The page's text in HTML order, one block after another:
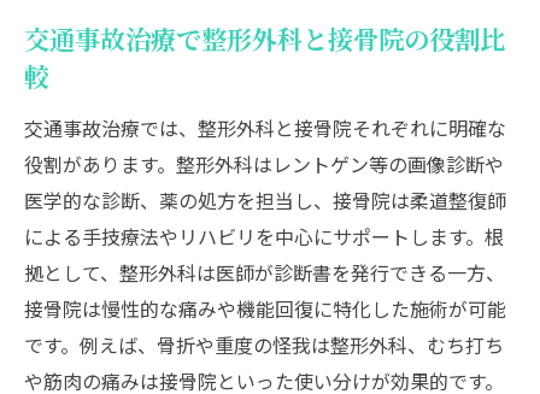
交通事故治療で整形外科と接骨院の役割比
較
交通事故治療では、整形外科と接骨院それぞれに明確な
役割があります。整形外科はレントゲン等の画像診断や
医学的な診断、薬の処方を担当し、接骨院は柔道整復師
による手技療法やリハビリを中心にサポートします。根
拠として、整形外科は医師が診断書を発行できる一方、
接骨院は慢性的な痛みや機能回復に特化した施術が可能
です。例えば、骨折や重度の怪我は整形外科、むち打ち
や筋肉の痛みは接骨院といった使い分けが効果的です。